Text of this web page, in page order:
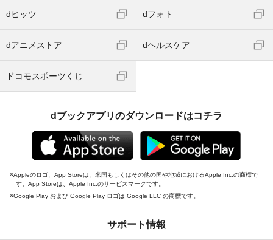
dヒッツ dフォト
dアニメストア dヘルスケア
ドコモスポーツくじ
dブックアプリのダウンロードはコチラ
Appleのロゴ、App Storeは、米国もしくはその他の国や地域におけるApple Inc.の商標で
す。App Storeは、Apple Inc.のサービスマークです。
Google Play および Google Play ロゴは Google LLC の商標です。
サポート情報